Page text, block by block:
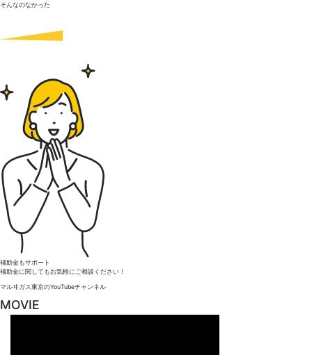
そんなのなかった
補助金もサポート
補助金に関してもお気軽にご相談ください！
マルヰガス東京のYouTubeチャンネル
MOVIE